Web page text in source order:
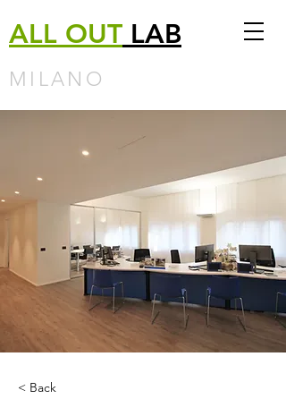
ALL OUT LAB
MILANO
< Back